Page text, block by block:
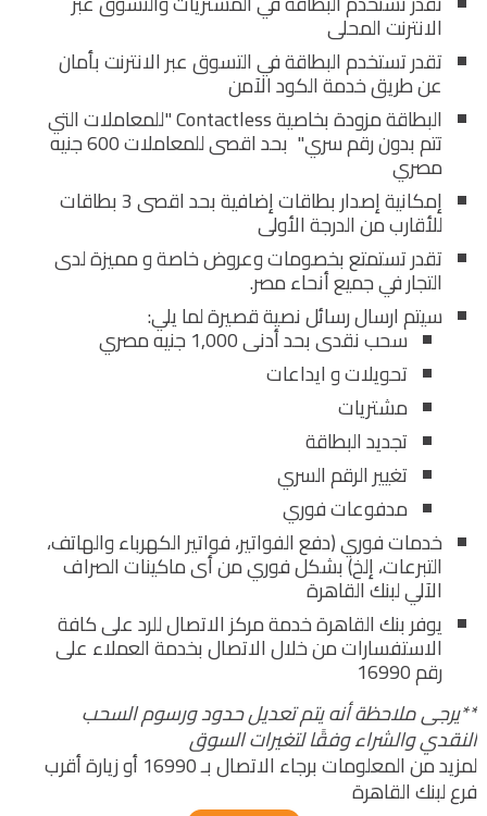
الانترنت المحلى
تقدر تستخدم البطاقة في التسوق عبر الانترنت بأمان
عن طريق خدمة الكود الآمن
البطاقة مزودة بخاصية Contactless "للمعاملات التي
تتم بدون رقم سري" بحد اقصى للمعاملات 600 جنيه
مصري
إمكانية إصدار بطاقات إضافية بحد اقصى 3 بطاقات
للأقارب من الدرجة الأولى
تقدر تستمتع بخصومات وعروض خاصة و مميزة لدى
التجار في جميع أنحاء مصر.
سيتم ارسال رسائل نصية قصيرة لما يلي:
سحب نقدى بحد أدنى 1,000 جنيه مصري
تحويلات و ايداعات
مشتريات
تجديد البطاقة
تغيير الرقم السري
مدفوعات فوري
خدمات فوري (دفع الفواتير، فواتير الكهرباء والهاتف،
التبرعات، إلخ) بشكل فوري من أى ماكينات الصراف
الآلي لبنك القاهرة
يوفر بنك القاهرة خدمة مركز الاتصال للرد على كافة
الاستفسارات من خلال الاتصال بخدمة العملاء على
رقم 16990
**يرجى ملاحظة أنه يتم تعديل حدود ورسوم السحب
النقدي والشراء وفقًا لتغيرات السوق
لمزيد من المعلومات برجاء الاتصال بـ 16990 أو زيارة أقرب
فرع لبنك القاهرة